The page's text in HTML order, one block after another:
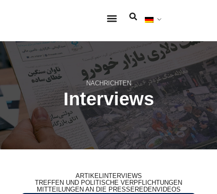
NACHRICHTEN
Interviews
ARTIKEL
INTERVIEWS
TREFFEN UND POLITISCHE VERPFLICHTUNGEN
MITTEILUNGEN AN DIE PRESSE REDENVIDEOS